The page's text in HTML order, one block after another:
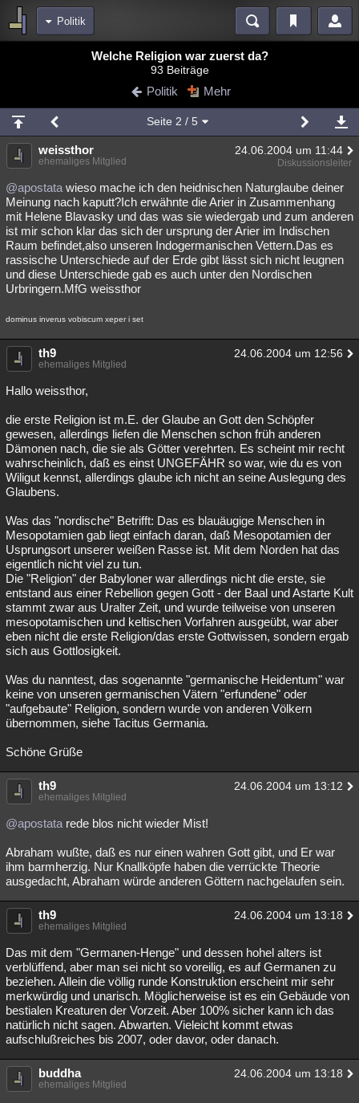
Politik
Blogs
Chat Wiki Neuigkeiten
meine Rubriken
Menschen Wissenschaft Mystery Kriminalfälle
Spiritualität Verschwörungen Technologie Ufologie
Natur Umfragen Unterhaltung
weitere Rubriken
Philosophie Träume Orte Esoterik Literatur
Astronomie Helpdesk
Übersichten
Welche Religion war zuerst da?
93 Beiträge
Politik Mehr
Seite 2 / 5
weissthor 24.06.2004 um 11:44
ehemaliges Mitglied Diskussionsleiter
@apostata wieso mache ich den heidnischen Naturglaube deiner
Meinung nach kaputt?Ich erwähnte die Arier in Zusammenhang
mit Helene Blavasky und das was sie wiedergab und zum anderen
ist mir schon klar das sich der ursprung der Arier im Indischen
Raum befindet,also unseren Indogermanischen Vettern.Das es
rassische Unterschiede auf der Erde gibt lässt sich nicht leugnen
und diese Unterschiede gab es auch unter den Nordischen
Urbringern.MfG weissthor
dominus inverus vobiscum xeper i set
th9 24.06.2004 um 12:56
ehemaliges Mitglied
Hallo weissthor,
die erste Religion ist m.E. der Glaube an Gott den Schöpfer
gewesen, allerdings liefen die Menschen schon früh anderen
Dämonen nach, die sie als Götter verehrten. Es scheint mir recht
wahrscheinlich, daß es einst UNGEFÄHR so war, wie du es von
Wiligut kennst, allerdings glaube ich nicht an seine Auslegung des
Glaubens.
Was das "nordische" Betrifft: Das es blauäugige Menschen in
Mesopotamien gab liegt einfach daran, daß Mesopotamien der
Usprungsort unserer weißen Rasse ist. Mit dem Norden hat das
eigentlich nicht viel zu tun.
Die "Religion" der Babyloner war allerdings nicht die erste, sie
entstand aus einer Rebellion gegen Gott - der Baal und Astarte Kult
stammt zwar aus Uralter Zeit, und wurde teilweise von unseren
mesopotamischen und keltischen Vorfahren ausgeübt, war aber
eben nicht die erste Religion/das erste Gottwissen, sondern ergab
sich aus Gottlosigkeit.
Was du nanntest, das sogenannte "germanische Heidentum" war
keine von unseren germanischen Vätern "erfundene" oder
"aufgebaute" Religion, sondern wurde von anderen Völkern
übernommen, siehe Tacitus Germania.
Schöne Grüße
th9 24.06.2004 um 13:12
ehemaliges Mitglied
@apostata rede blos nicht wieder Mist!
Abraham wußte, daß es nur einen wahren Gott gibt, und Er war
ihm barmherzig. Nur Knallköpfe haben die verrückte Theorie
ausgedacht, Abraham würde anderen Göttern nachgelaufen sein.
th9 24.06.2004 um 13:18
ehemaliges Mitglied
Das mit dem "Germanen-Henge" und dessen hohel alters ist
verblüffend, aber man sei nicht so voreilig, es auf Germanen zu
beziehen. Allein die völlig runde Konstruktion erscheint mir sehr
merkwürdig und unarisch. Möglicherweise ist es ein Gebäude von
bestialen Kreaturen der Vorzeit. Aber 100% sicher kann ich das
natürlich nicht sagen. Abwarten. Vieleicht kommt etwas
aufschlußreiches bis 2007, oder davor, oder danach.
buddha 24.06.2004 um 13:18
ehemaliges Mitglied